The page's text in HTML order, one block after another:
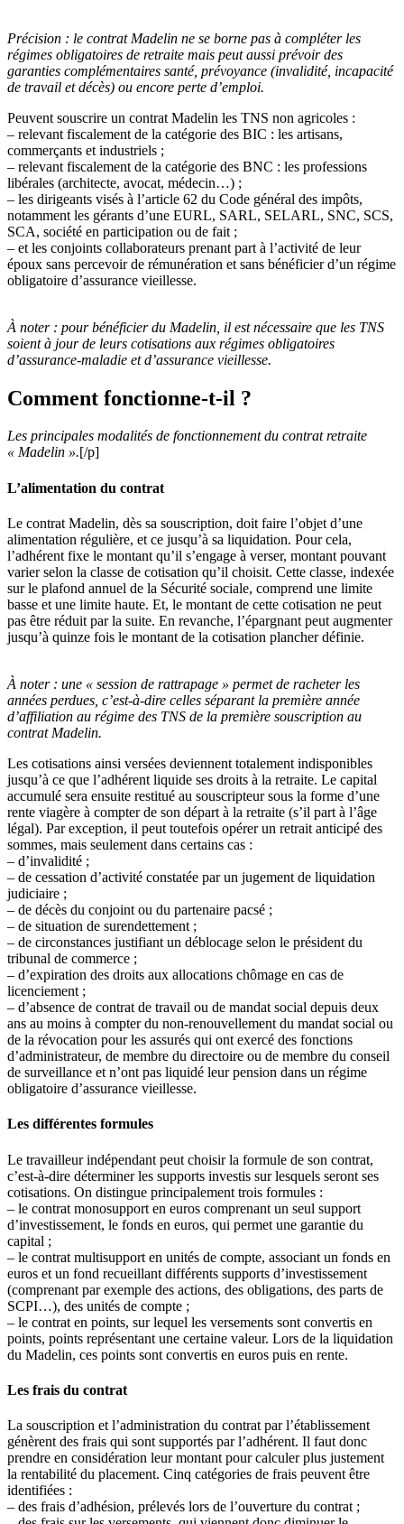
Précision : le contrat Madelin ne se borne pas à compléter les
régimes obligatoires de retraite mais peut aussi prévoir des
garanties complémentaires santé, prévoyance (invalidité, incapacité
de travail et décès) ou encore perte d’emploi.
Peuvent souscrire un contrat Madelin les TNS non agricoles :
– relevant fiscalement de la catégorie des BIC : les artisans,
commerçants et industriels ;
– relevant fiscalement de la catégorie des BNC : les professions
libérales (architecte, avocat, médecin…) ;
– les dirigeants visés à l’article 62 du Code général des impôts,
notamment les gérants d’une EURL, SARL, SELARL, SNC, SCS,
SCA, société en participation ou de fait ;
– et les conjoints collaborateurs prenant part à l’activité de leur
époux sans percevoir de rémunération et sans bénéficier d’un régime
obligatoire d’assurance vieillesse.
À noter : pour bénéficier du Madelin, il est nécessaire que les TNS
soient à jour de leurs cotisations aux régimes obligatoires
d’assurance-maladie et d’assurance vieillesse.
Comment fonctionne-t-il ?
Les principales modalités de fonctionnement du contrat retraite
« Madelin ».[/p]
L’alimentation du contrat
Le contrat Madelin, dès sa souscription, doit faire l’objet d’une
alimentation régulière, et ce jusqu’à sa liquidation. Pour cela,
l’adhérent fixe le montant qu’il s’engage à verser, montant pouvant
varier selon la classe de cotisation qu’il choisit. Cette classe, indexée
sur le plafond annuel de la Sécurité sociale, comprend une limite
basse et une limite haute. Et, le montant de cette cotisation ne peut
pas être réduit par la suite. En revanche, l’épargnant peut augmenter
jusqu’à quinze fois le montant de la cotisation plancher définie.
À noter : une « session de rattrapage » permet de racheter les
années perdues, c’est-à-dire celles séparant la première année
d’affiliation au régime des TNS de la première souscription au
contrat Madelin.
Les cotisations ainsi versées deviennent totalement indisponibles
jusqu’à ce que l’adhérent liquide ses droits à la retraite. Le capital
accumulé sera ensuite restitué au souscripteur sous la forme d’une
rente viagère à compter de son départ à la retraite (s’il part à l’âge
légal). Par exception, il peut toutefois opérer un retrait anticipé des
sommes, mais seulement dans certains cas :
– d’invalidité ;
– de cessation d’activité constatée par un jugement de liquidation
judiciaire ;
– de décès du conjoint ou du partenaire pacsé ;
– de situation de surendettement ;
– de circonstances justifiant un déblocage selon le président du
tribunal de commerce ;
– d’expiration des droits aux allocations chômage en cas de
licenciement ;
– d’absence de contrat de travail ou de mandat social depuis deux
ans au moins à compter du non-renouvellement du mandat social ou
de la révocation pour les assurés qui ont exercé des fonctions
d’administrateur, de membre du directoire ou de membre du conseil
de surveillance et n’ont pas liquidé leur pension dans un régime
obligatoire d’assurance vieillesse.
Les différentes formules
Le travailleur indépendant peut choisir la formule de son contrat,
c’est-à-dire déterminer les supports investis sur lesquels seront ses
cotisations. On distingue principalement trois formules :
– le contrat monosupport en euros comprenant un seul support
d’investissement, le fonds en euros, qui permet une garantie du
capital ;
– le contrat multisupport en unités de compte, associant un fonds en
euros et un fond recueillant différents supports d’investissement
(comprenant par exemple des actions, des obligations, des parts de
SCPI…), des unités de compte ;
– le contrat en points, sur lequel les versements sont convertis en
points, points représentant une certaine valeur. Lors de la liquidation
du Madelin, ces points sont convertis en euros puis en rente.
Les frais du contrat
La souscription et l’administration du contrat par l’établissement
génèrent des frais qui sont supportés par l’adhérent. Il faut donc
prendre en considération leur montant pour calculer plus justement
la rentabilité du placement. Cinq catégories de frais peuvent être
identifiées :
– des frais d’adhésion, prélevés lors de l’ouverture du contrat ;